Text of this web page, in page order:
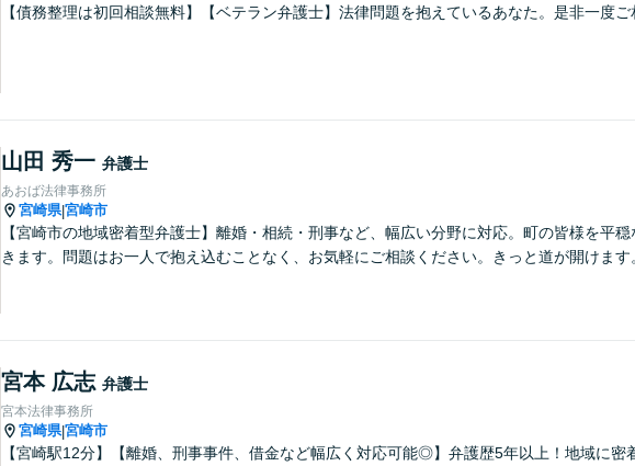
【債務整理は初回相談無料】【ベテラン弁護士】法律問題を抱えているあなた。是非一度ご
山田 秀一 弁護士
あおば法律事務所
宮崎県|宮崎市
【宮崎市の地域密着型弁護士】離婚・相続・刑事など、幅広い分野に対応。町の皆様を平
きます。問題はお一人で抱え込むことなく、お気軽にご相談ください。きっと道が開けます
宮本 広志 弁護士
宮本法律事務所
宮崎県|宮崎市
【宮崎駅12分】【離婚、刑事事件、借金など幅広く対応可能◎】弁護歴5年以上！地域に密